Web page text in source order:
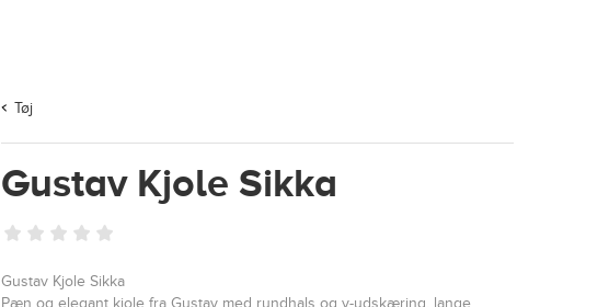
Tøj
Gustav Kjole Sikka
Gustav Kjole Sikka
Pæn og elegant kjole fra Gustav med rundhals og v-udskæring, lange